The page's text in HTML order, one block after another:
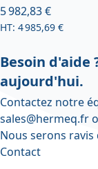
À partir de
5 982,83 €
4 985,69 €
Besoin d'aide
aujourd'hui.
Contactez notre
sales@hermeq.fr
Nous serons ravis
Contact